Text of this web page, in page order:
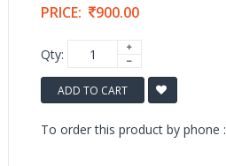
PRICE: 900.00
Qty:
ADD TO CART
To order this product by phone :